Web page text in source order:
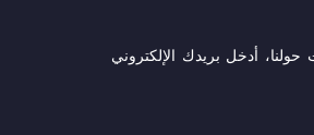
أدخل بريدك الإلكتروني